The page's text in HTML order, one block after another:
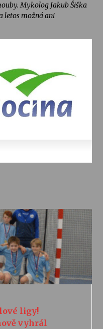
Mykolog Jakub Šiška
letos možná ani
ligy!
vyhrál